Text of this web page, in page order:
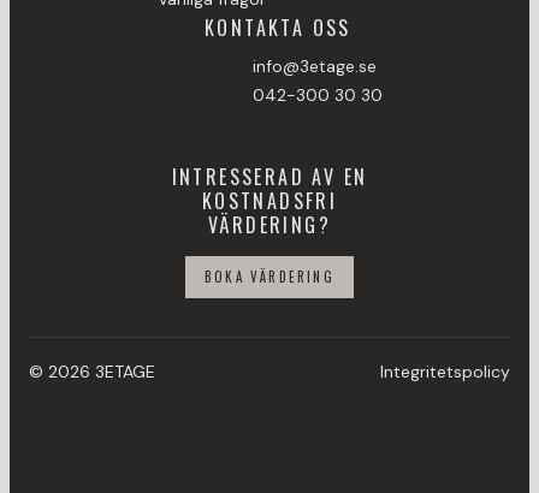
KONTAKTA OSS
info@3etage.se
042-300 30 30
INTRESSERAD AV EN
KOSTNADSFRI
VÄRDERING?
BOKA VÄRDERING
© 2026 3ETAGE Integritetspolicy